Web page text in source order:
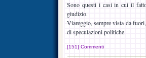
Sono questi i casi in cui il
giudizio.
Viareggio, sempre vista da
di speculazioni politiche.
[151] Commenti